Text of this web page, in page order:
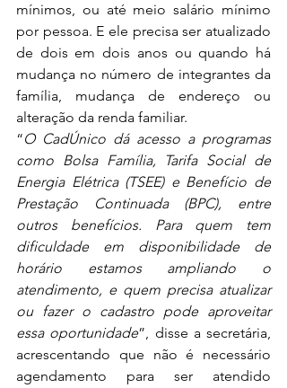
mínimos, ou até meio salário mínimo
por pessoa. E ele precisa ser atualizado
de dois em dois anos ou quando há
mudança no número de integrantes da
família, mudança de endereço ou
alteração da renda familiar.
“O CadÚnico dá acesso a programas
como Bolsa Família, Tarifa Social de
Energia Elétrica (TSEE) e Benefício de
Prestação Continuada (BPC), entre
outros benefícios. Para quem tem
dificuldade em disponibilidade de
horário estamos ampliando o
atendimento, e quem precisa atualizar
ou fazer o cadastro pode aproveitar
essa oportunidade”, disse a secretária,
acrescentando que não é necessário
agendamento para ser atendido